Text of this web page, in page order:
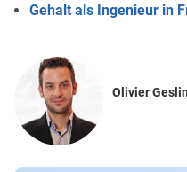
Gehalt als Ingenieur in
Olivier Geslin